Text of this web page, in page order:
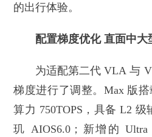
的出行体验。
配置梯度优化 直面中
为适配第二代 VLA 与
梯度进行了调整。Max 版
算力 750TOPS，具备 L2
玑 AIOS6.0；新增的